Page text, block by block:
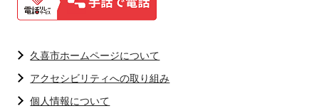
久喜市ホームページについて
アクセシビリティへの取り組み
個人情報について